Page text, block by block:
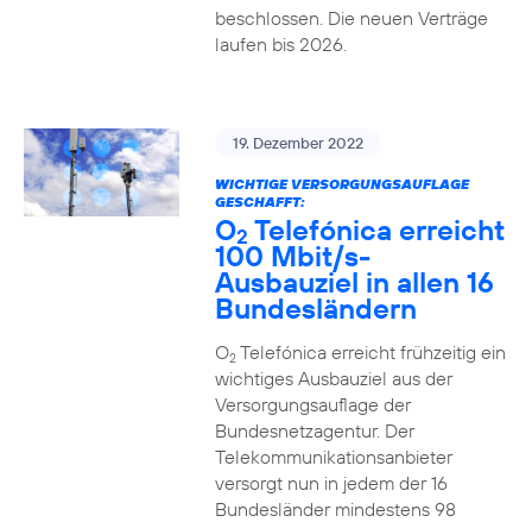
beschlossen. Die neuen Verträge
laufen bis 2026.
19. Dezember 2022
WICHTIGE VERSORGUNGSAUFLAGE
GESCHAFFT:
O2 Telefónica erreicht
100 Mbit/s-
Ausbauziel in allen 16
Bundesländern
O2Telefónica erreicht frühzeitig ein
wichtiges Ausbauziel aus der
Versorgungsauflage der
Bundesnetzagentur. Der
Telekommunikationsanbieter
versorgt nun in jedem der 16
Bundesländer mindestens 98